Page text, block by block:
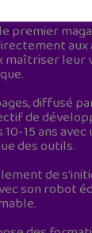
premier
aux
maîtriser leur
diffusé
de
15 ans avec
des outils.
de
son robot